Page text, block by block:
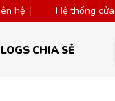
hệ Hệ thống
CHIA SẺ